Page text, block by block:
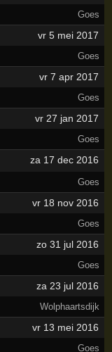
Goes
vr 5 mei 2017
Goes
vr 7 apr 2017
Goes
vr 27 jan 2017
Goes
za 17 dec 2016
Goes
vr 18 nov 2016
Goes
zo 31 jul 2016
Goes
za 23 jul 2016
Wolphaartsdijk
vr 13 mei 2016
Goes